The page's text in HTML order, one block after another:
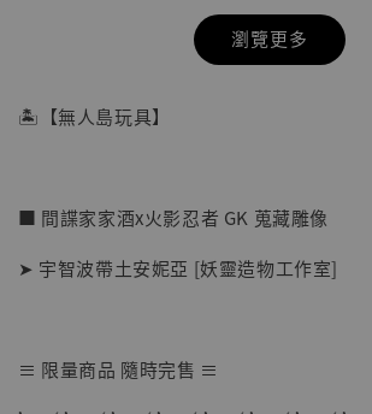
瀏覽更多
🏝【無人島玩具】
■ 間諜家家酒x火影忍者 GK 蒐藏雕像
➤ 宇智波帶土安妮亞 [妖靈造物工作室]
≡ 限量商品 隨時完售 ≡